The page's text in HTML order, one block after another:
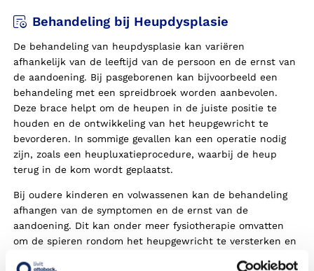
Behandeling bij Heupdysplasie
De behandeling van heupdysplasie kan variëren
afhankelijk van de leeftijd van de persoon en de ernst van
de aandoening. Bij pasgeborenen kan bijvoorbeeld een
behandeling met een spreidbroek worden aanbevolen.
Deze brace helpt om de heupen in de juiste positie te
houden en de ontwikkeling van het heupgewricht te
bevorderen. In sommige gevallen kan een operatie nodig
zijn, zoals een heupluxatieprocedure, waarbij de heup
terug in de kom wordt geplaatst.
Bij oudere kinderen en volwassenen kan de behandeling
afhangen van de symptomen en de ernst van de
aandoening. Dit kan onder meer fysiotherapie omvatten
om de spieren rondom het heupgewricht te versterken en